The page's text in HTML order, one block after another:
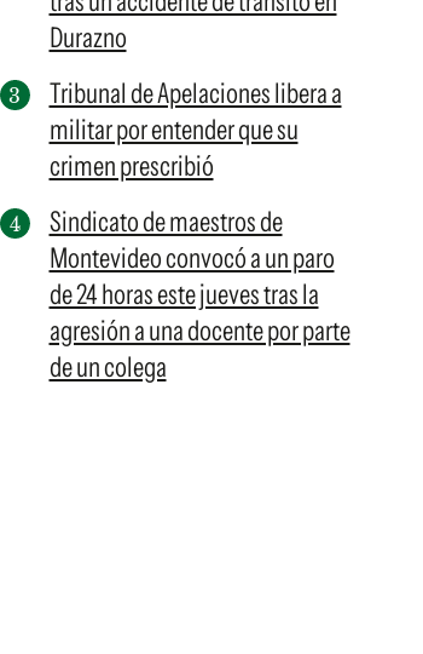
Durazno
Tribunal de Apelaciones libera a
militar por entender que su
crimen prescribió
Sindicato de maestros de
Montevideo convocó a un paro
de 24 horas este jueves tras la
agresión a una docente por parte
de un colega